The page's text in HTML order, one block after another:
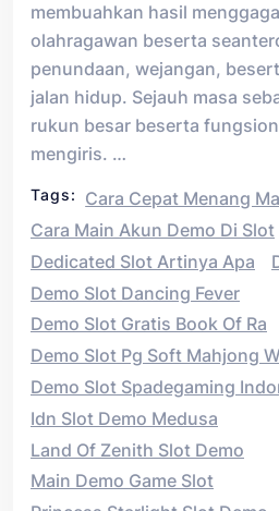
membuahkan hasil
olahragawan beserta
penundaan, wejangan,
jalan hidup. Sejauh masa
rukun besar beserta
mengiris. …
Tags:
Cara Cepat Menang
Cara Main Akun Demo Di Slot
Dedicated Slot Artinya Apa
Demo Slot Dancing Fever
Demo Slot Gratis Book Of Ra
Demo Slot Pg Soft Mahjong
Demo Slot Spadegaming
Idn Slot Demo Medusa
Land Of Zenith Slot Demo
Main Demo Game Slot